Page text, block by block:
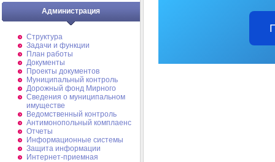
Администрация
Структура
Задачи и функции
План работы
Документы
Проекты документов
Муниципальный контроль
Дорожный фонд Мирного
Cведения о муниципальном
имуществе
Ведомственный контроль
Антимонопольный комплаенс
Отчеты
Информационные системы
Защита информации
Интернет-приемная